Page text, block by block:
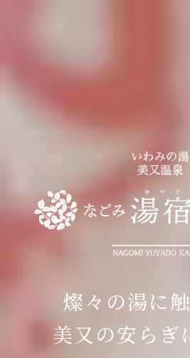
燦々の湯に触
美又の安らぎ